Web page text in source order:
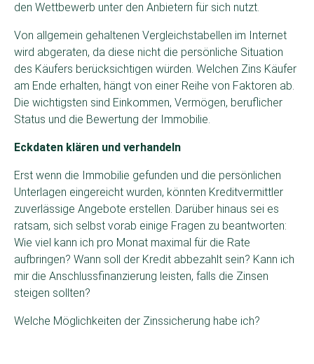
den Wettbewerb unter den Anbietern für sich nutzt.
Von allgemein gehaltenen Vergleichstabellen im Internet
wird abgeraten, da diese nicht die persönliche Situation
des Käufers berücksichtigen würden. Welchen Zins Käufer
am Ende erhalten, hängt von einer Reihe von Faktoren ab.
Die wichtigsten sind Einkommen, Vermögen, beruflicher
Status und die Bewertung der Immobilie.
Eckdaten klären und verhandeln
Erst wenn die Immobilie gefunden und die persönlichen
Unterlagen eingereicht wurden, könnten Kreditvermittler
zuverlässige Angebote erstellen. Darüber hinaus sei es
ratsam, sich selbst vorab einige Fragen zu beantworten:
Wie viel kann ich pro Monat maximal für die Rate
aufbringen? Wann soll der Kredit abbezahlt sein? Kann ich
mir die Anschlussfinanzierung leisten, falls die Zinsen
steigen sollten?
Welche Möglichkeiten der Zinssicherung habe ich?